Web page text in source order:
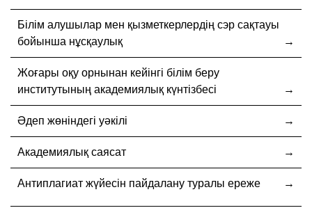
Білім алушылар мен қызметкерлердің сэр сақтауы
бойынша нұсқаулық
Жоғары оқу орнынан кейінгі білім беру
институтының академиялық күнтізбесі
Әдеп жөніндегі уәкілі
Академиялық саясат
Антиплагиат жүйесін пайдалану туралы ереже